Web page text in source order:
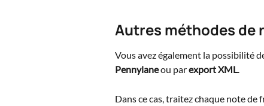
Autres méthodes de
Vous avez également la possibilité
Pennylane ou par export XML.
Dans ce cas, traitez chaque note de